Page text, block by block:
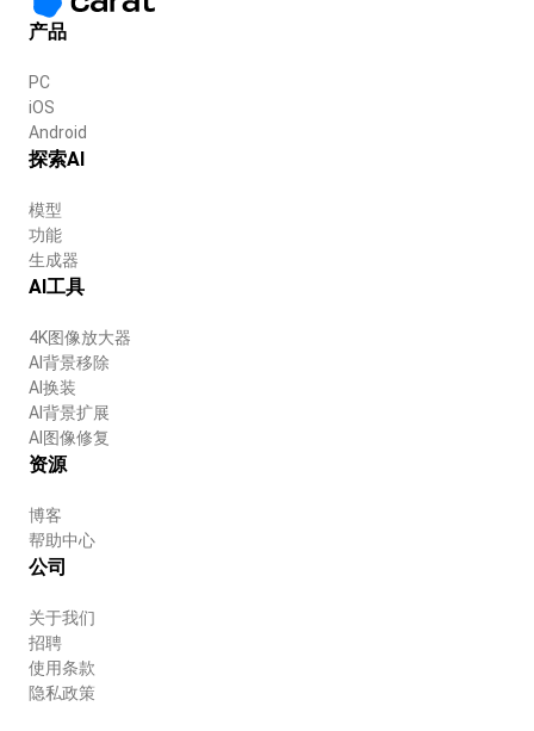
产品
PC
iOS
Android
探索AI
模型
功能
生成器
AI工具
4K图像放大器
AI背景移除
AI换装
AI背景扩展
AI图像修复
资源
博客
帮助中心
公司
关于我们
招聘
使用条款
隐私政策